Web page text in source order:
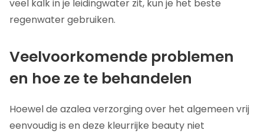
veel kalk in je leidingwater zit, kun je het beste
regenwater gebruiken.
Veelvoorkomende problemen
en hoe ze te behandelen
Hoewel de azalea verzorging over het algemeen vrij
eenvoudig is en deze kleurrijke beauty niet